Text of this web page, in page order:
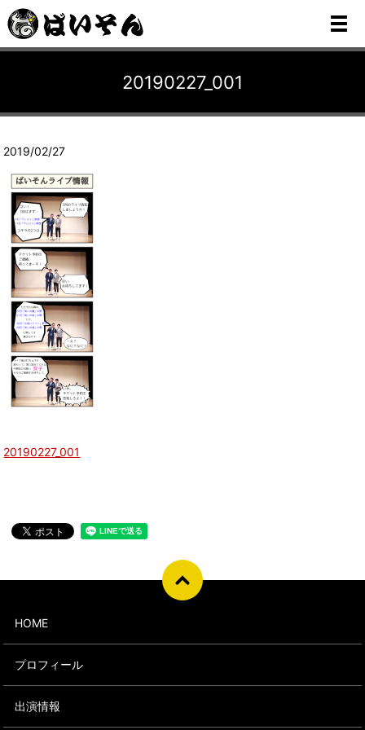
メ
20190227_001
2019/02/27
20190227_001
HOME
プロフィール
出演情報